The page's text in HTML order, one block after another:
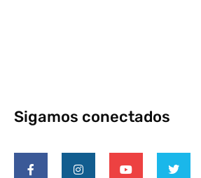
Sigamos conectados